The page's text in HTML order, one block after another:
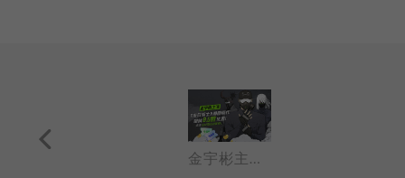
金宇彬主演《末日骑士》热映！